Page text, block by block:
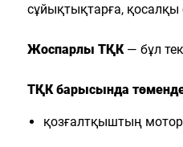
сұйықтықтарға,
Жоспарлы ТҚК— бұл
ТҚК барысында
қозғалтқыштың